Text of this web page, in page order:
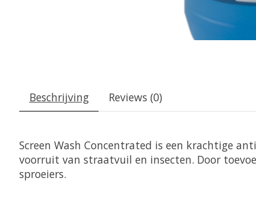
Beschrijving Reviews (0)
Screen Wash Concentrated is een krachtige
voorruit van straatvuil en insecten. Door
sproeiers.